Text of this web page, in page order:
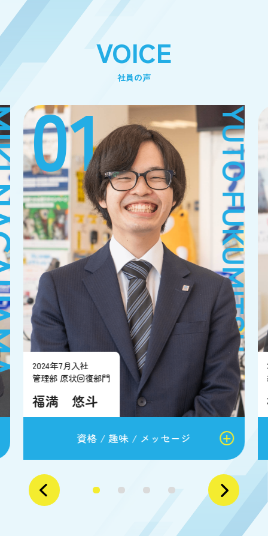
VOICE
社員の声
01 YUTO FUKUMITSU
2024年7月入社
管理部 原状回復部門
福満 悠斗
資格 / 趣味 / メッセージ